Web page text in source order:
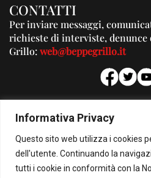
Informativa Privacy
Questo sito web utilizza i cookies
dell'utente. Continuando la
tutti i cookie in conformità con la
CONTATTI
Per inviare messaggi,
richieste di interviste, denunce
Grillo:web@beppegrillo.it
Per la